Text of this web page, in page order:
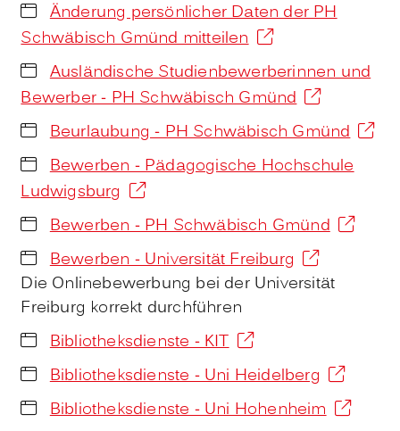
Änderung persönlicher Daten der PH
Schwäbisch Gmünd mitteilen
Ausländische Studienbewerberinnen und
Bewerber - PH Schwäbisch Gmünd
Beurlaubung - PH Schwäbisch Gmünd
Bewerben - Pädagogische Hochschule
Ludwigsburg
Bewerben - PH Schwäbisch Gmünd
Bewerben - Universität Freiburg
Die Onlinebewerbung bei der Universität
Freiburg korrekt durchführen
Bibliotheksdienste - KIT
Bibliotheksdienste - Uni Heidelberg
Bibliotheksdienste - Uni Hohenheim